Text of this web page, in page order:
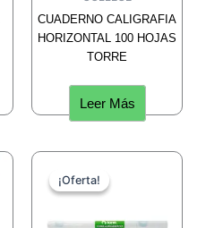
CUADERNO CALIGRAFIA
HORIZONTAL 100 HOJAS
TORRE
Leer Más
¡Oferta!
¡Oferta!